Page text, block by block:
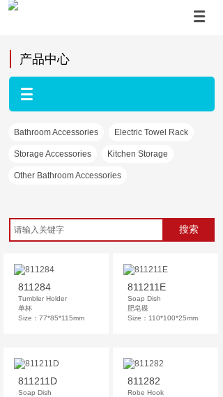
Bathroom Accessories Electric Towel Rack
Storage Accessories Kitchen Storage
Other Bathroom Accessories
产品中心
搜索
811284
Tumbler Holder
单杯
Size：77*85*115mm
811211E
Soap Dish
肥皂碟
Size：110*100*25mm
811211D
Soap Dish
811282
Robe Hook